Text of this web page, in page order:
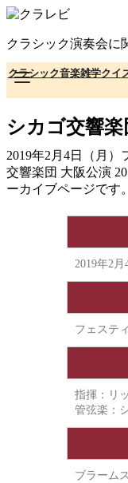
コ
テ
ン
ツ
へ
動
クラシック演奏会に
クラシック音楽雑学クイ
シカゴ交響楽
2019年2月4日（月
交響楽団 大阪公演
ーカイブページです。
2019年2月
フェステ
指揮：リ
管弦楽：
ブラーム